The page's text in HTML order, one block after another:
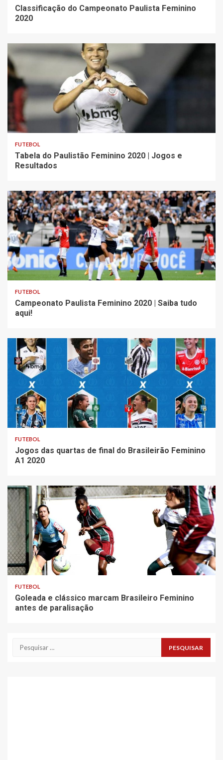
Classificação do Campeonato Paulista Feminino
2020
FUTEBOL
Tabela do Paulistão Feminino 2020 | Jogos e
Resultados
FUTEBOL
Campeonato Paulista Feminino 2020 | Saiba tudo
aqui!
FUTEBOL
Jogos das quartas de final do Brasileirão Feminino
A1 2020
FUTEBOL
Goleada e clássico marcam Brasileiro Feminino
antes de paralisação
Pesquisar